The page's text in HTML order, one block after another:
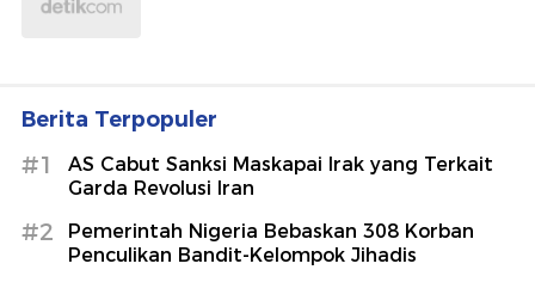
Berita Terpopuler
#1
AS Cabut Sanksi Maskapai Irak yang Terkait
Garda Revolusi Iran
#2
Pemerintah Nigeria Bebaskan 308 Korban
Penculikan Bandit-Kelompok Jihadis